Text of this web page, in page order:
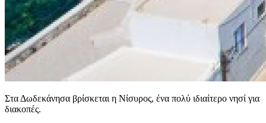
Στα Δωδεκάνησα βρίσκεται η Νίσυρος, ένα πολύ ιδιαίτερο νησί για
διακοπές.